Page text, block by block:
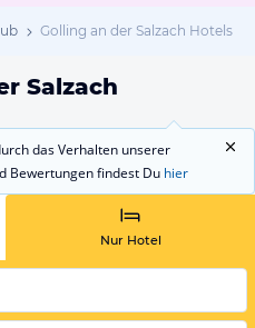
Golling an der Salzach Hotels
Salzach
das Verhalten unserer
Bewertungen findest Du hier
Nur Hotel